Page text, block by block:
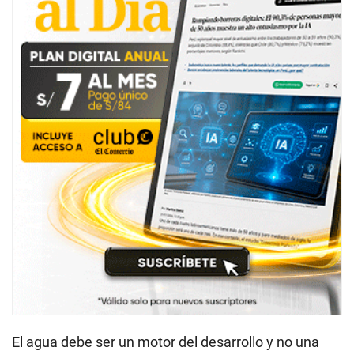
El agua debe ser un motor del desarrollo y no una